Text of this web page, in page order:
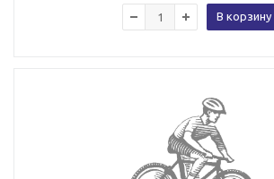
В корзину